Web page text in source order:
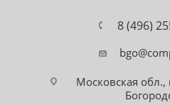
8 (496)
Московская